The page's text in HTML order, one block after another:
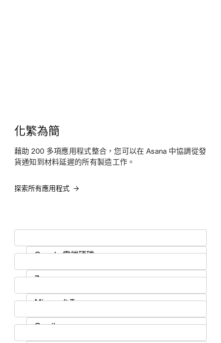
化繁為簡
藉助 200 多項應用程式整合，您可以在 Asana 中協調從發
貨通知到材料延遲的所有製造工作。
探索所有應用程式